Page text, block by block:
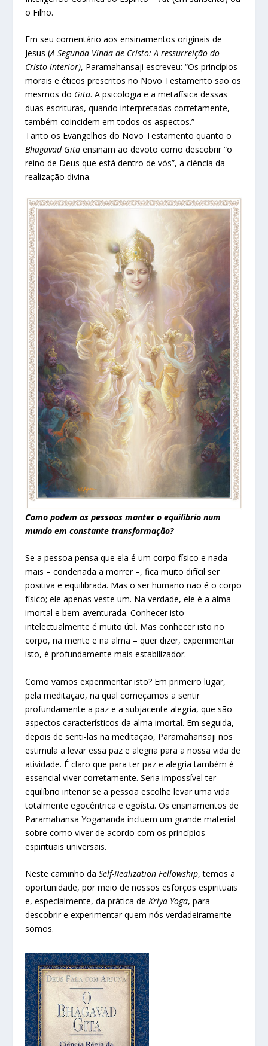
o Filho.
Em seu comentário aos ensinamentos originais de
Jesus (A Segunda Vinda de Cristo: A ressurreição do
Cristo interior), Paramahansaji escreveu: “Os princípios
morais e éticos prescritos no Novo Testamento são os
mesmos do Gita. A psicologia e a metafísica dessas
duas escrituras, quando interpretadas corretamente,
também coincidem em todos os aspectos.”
Tanto os Evangelhos do Novo Testamento quanto o
Bhagavad Gita ensinam ao devoto como descobrir “o
reino de Deus que está dentro de vós”, a ciência da
realização divina.
Como podem as pessoas manter o equilíbrio num
mundo em constante transformação?
Se a pessoa pensa que ela é um corpo físico e nada
mais – condenada a morrer –, fica muito difícil ser
positiva e equilibrada. Mas o ser humano não é o corpo
físico; ele apenas veste um. Na verdade, ele é a alma
imortal e bem-aventurada. Conhecer isto
intelectualmente é muito útil. Mas conhecer isto no
corpo, na mente e na alma – quer dizer, experimentar
isto, é profundamente mais estabilizador.
Como vamos experimentar isto? Em primeiro lugar,
pela meditação, na qual começamos a sentir
profundamente a paz e a subjacente alegria, que são
aspectos característicos da alma imortal. Em seguida,
depois de senti-las na meditação, Paramahansaji nos
estimula a levar essa paz e alegria para a nossa vida de
atividade. É claro que para ter paz e alegria também é
essencial viver corretamente. Seria impossível ter
equilíbrio interior se a pessoa escolhe levar uma vida
totalmente egocêntrica e egoísta. Os ensinamentos de
Paramahansa Yogananda incluem um grande material
sobre como viver de acordo com os princípios
espirituais universais.
Neste caminho daSelf-Realization Fellowship, temos a
oportunidade, por meio de nossos esforços espirituais
e, especialmente, da prática deKriya Yoga, para
descobrir e experimentar quem nós verdadeiramente
somos.